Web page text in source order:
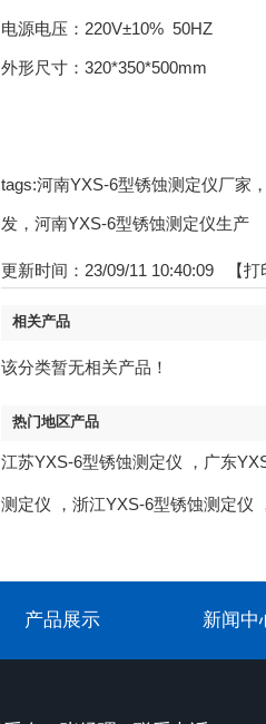
电源电压：220V±10% 50HZ
外形尺寸：320*350*500mm
tags:河南YXS-6型锈蚀测定仪厂家
发，河南YXS-6型锈蚀测定仪生产
更新时间：23/09/11 10:40:09 【打
相关产品
该分类暂无相关产品！
热门地区产品
江苏YXS-6型锈蚀测定仪 ， 广东
测定仪 ， 浙江YXS-6型锈蚀测定仪
产品展示 新闻中